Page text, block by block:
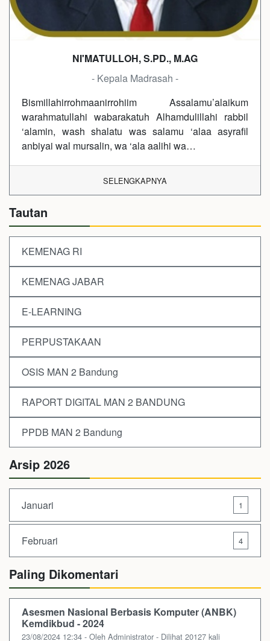
NI'MATULLOH, S.PD., M.AG
- Kepala Madrasah -
Bismillahirrohmaanirrohiim Assalamu’alaikum
warahmatullahi wabarakatuh Alhamdulillahi rabbil
‘alamin, wash shalatu was salamu ‘alaa asyrafil
anbiyai wal mursalin, wa ‘ala aalihi wa…
SELENGKAPNYA
Tautan
KEMENAG RI
KEMENAG JABAR
E-LEARNING
PERPUSTAKAAN
OSIS MAN 2 Bandung
RAPORT DIGITAL MAN 2 BANDUNG
PPDB MAN 2 Bandung
Arsip 2026
Januari 1
Februari 4
Paling Dikomentari
Asesmen Nasional Berbasis Komputer (ANBK)
Kemdikbud - 2024
23/08/2024 12:34 - Oleh Administrator - Dilihat 20127 kali